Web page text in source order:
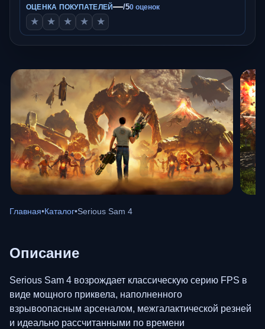
ОЦЕНКА ПОКУПАТЕЛЕЙ—/50 оценок
★ ★ ★ ★ ★
Главная•Каталог•Serious Sam 4
Описание
Serious Sam 4 возрождает классическую серию FPS в
виде мощного приквела, наполненного
взрывоопасным арсеналом, межгалактической резней
и идеально рассчитанными по времени